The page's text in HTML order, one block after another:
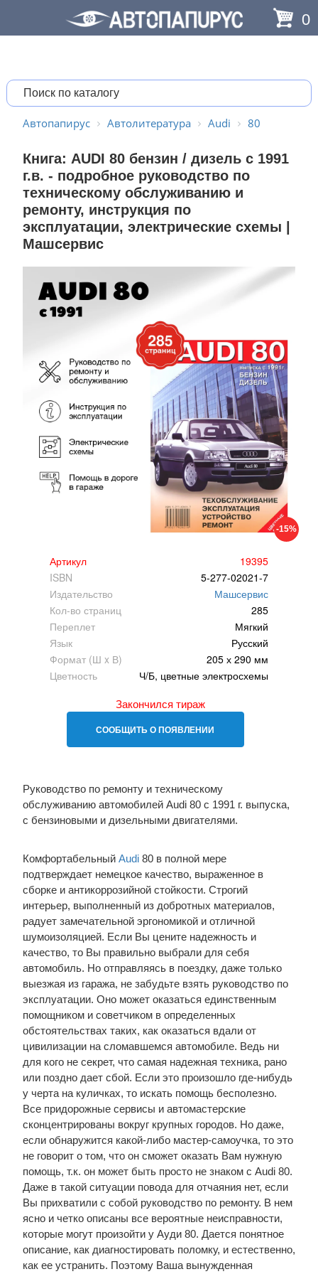
0
Автопапирус Автолитература Audi 80
Книга: AUDI 80 бензин / дизель с 1991
г.в. - подробное руководство по
техническому обслуживанию и
ремонту, инструкция по
эксплуатации, электрические схемы |
Машсервис
-15%
Артикул
19395
ISBN
5-277-02021-7
Издательство
Машсервис
Кол-во страниц
285
Переплет
Мягкий
Язык
Русский
Формат (Ш x В)
205 х 290 мм
Цветность
Ч/Б, цветные электросхемы
Закончился тираж
СООБЩИТЬ О ПОЯВЛЕНИИ
Руководство по ремонту и техническому
обслуживанию автомобилей Audi 80 с 1991 г. выпуска,
с бензиновыми и дизельными двигателями.
Комфортабельный Audi80 в полной мере
подтверждает немецкое качество, выраженное в
сборке и антикоррозийной стойкости. Строгий
интерьер, выполненный из добротных материалов,
радует замечательной эргономикой и отличной
шумоизоляцией. Если Вы цените надежность и
качество, то Вы правильно выбрали для себя
автомобиль. Но отправляясь в поездку, даже только
выезжая из гаража, не забудьте взять руководство по
эксплуатации. Оно может оказаться единственным
помощником и советчиком в определенных
обстоятельствах таких, как оказаться вдали от
цивилизации на сломавшемся автомобиле. Ведь ни
для кого не секрет, что самая надежная техника, рано
или поздно дает сбой. Если это произошло где-нибудь
у черта на куличках, то искать помощь бесполезно.
Все придорожные сервисы и автомастерские
сконцентрированы вокруг крупных городов. Но даже,
если обнаружится какой-либо мастер-самоучка, то это
не говорит о том, что он сможет оказать Вам нужную
помощь, т.к. он может быть просто не знаком с Audi 80.
Даже в такой ситуации повода для отчаяния нет, если
Вы прихватили с собой руководство по ремонту. В нем
ясно и четко описаны все вероятные неисправности,
которые могут произойти у Ауди 80. Дается понятное
описание, как диагностировать поломку, и естественно,
как ее устранить. Поэтому Ваша вынужденная